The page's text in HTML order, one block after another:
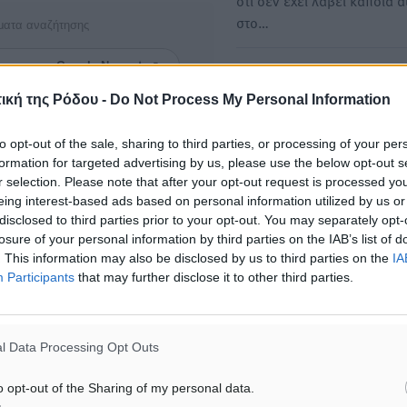
της Ρόδου - Do Not Process My Personal Information
opt-out of the sale, sharing to third parties, or processing of your
for targeted advertising by us, please use the below opt-out
selection. Please note that after your opt-out request is processed
interest-based ads based on personal information utilized by us
to third parties prior to your opt-out. You may separately
of your personal information by third parties on the IAB’s list of
This information may also be disclosed by us to third parties on the
Participants that may further disclose it to other third parties.
Data Processing Opt Outs
opt-out of the Sharing of my personal data.
αναζήτησης
μας στο Google News ★ ↗
στο…
προσόντα και τις
Το ΙΝΕ ΓΣΕΕ ανακοινώνει
Α΄ των βασικών
της μεγαλύτερης…
ΕΠΙΣΗΣ
Σούπερ μάρκετ: Διευρύνεται η
εθνική πρωτοβουλία για τις
εταιρειών
αργία – Τι ισχύει για